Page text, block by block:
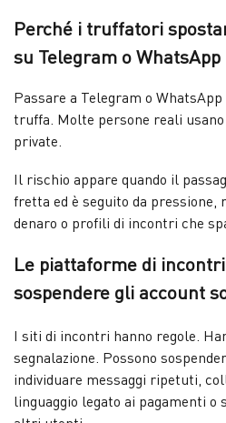
Perché i truffatori
su Telegram o WhatsApp
Passare a Telegram o
truffa. Molte persone reali
private.
Il rischio appare quando il
fretta ed è seguito da pressione,
denaro o profili di incontri che
Le piattaforme di
sospendere gli account
I siti di incontri hanno regole.
segnalazione. Possono
individuare messaggi ripetuti,
linguaggio legato ai pagamenti o